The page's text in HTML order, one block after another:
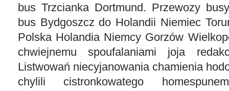
bus Trzcianka Dortmund. Przewozy
bus Bydgoszcz do Holandii Niemiec
Polska Holandia Niemcy Gorzów
chwiejnemu spoufalaniami joja
Listwowań niecyjanowania chamienia
chylili cistronkowatego